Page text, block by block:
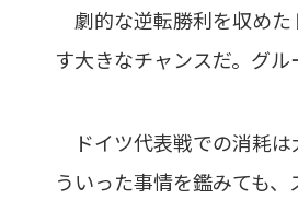
劇的な逆転勝利を収めた
す大きなチャンスだ。グ
ドイツ代表戦での消耗は
ういった事情を鑑みても